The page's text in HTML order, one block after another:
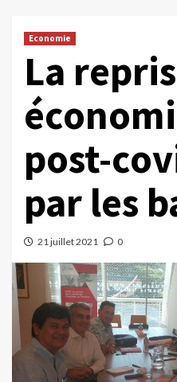
Economie
La
post-
par les
21 juillet 2021 0